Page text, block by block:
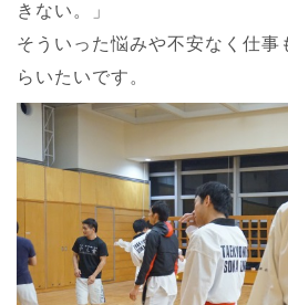
きない。」
そういった悩みや不安なく仕事
らいたいです。